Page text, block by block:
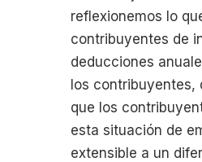
reflexionemos lo
contribuyentes de
deducciones
los contribuyentes,
que los
esta situación de
extensible a un